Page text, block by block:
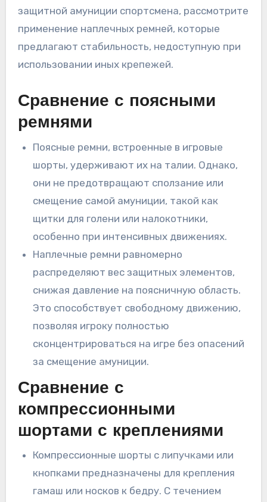
защитной амуниции спортсмена, рассмотрите
применение наплечных ремней, которые
предлагают стабильность, недоступную при
использовании иных крепежей.
Сравнение с поясными
ремнями
Поясные ремни, встроенные в игровые
шорты, удерживают их на талии. Однако,
они не предотвращают сползание или
смещение самой амуниции, такой как
щитки для голени или налокотники,
особенно при интенсивных движениях.
Наплечные ремни равномерно
распределяют вес защитных элементов,
снижая давление на поясничную область.
Это способствует свободному движению,
позволяя игроку полностью
сконцентрироваться на игре без опасений
за смещение амуниции.
Сравнение с
компрессионными
шортами с креплениями
Компрессионные шорты с липучками или
кнопками предназначены для крепления
гамаш или носков к бедру. С течением